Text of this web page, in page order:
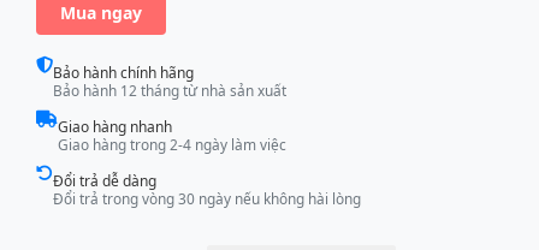
Mua ngay
Bảo hành chính hãng
Bảo hành 12 tháng từ nhà sản xuất
Giao hàng nhanh
Giao hàng trong 2-4 ngày làm việc
Đổi trả dễ dàng
Đổi trả trong vòng 30 ngày nếu không hài lòng